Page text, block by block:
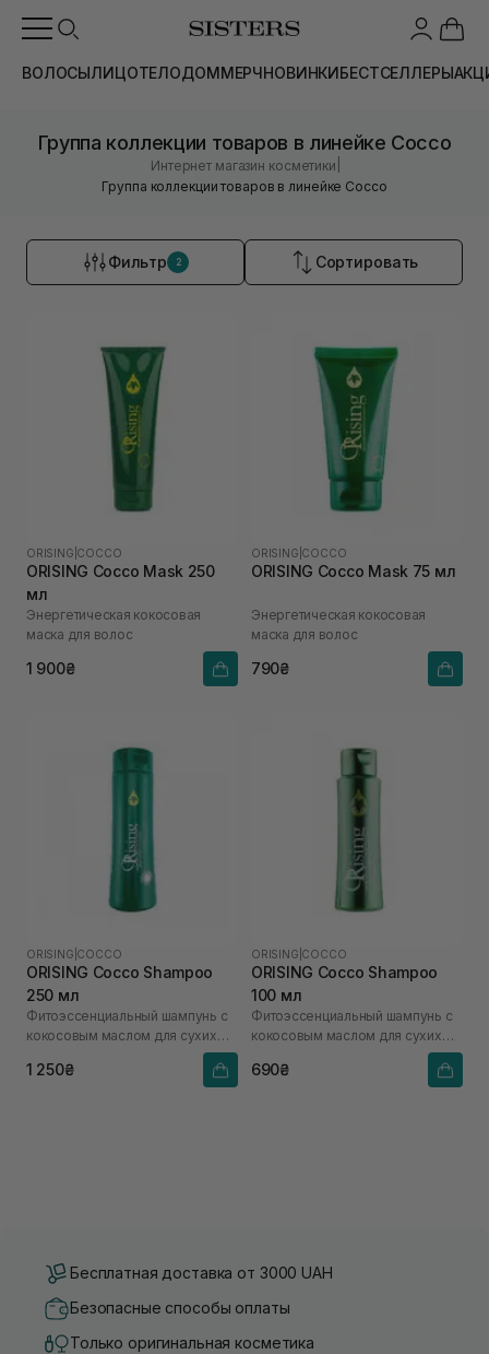
ВОЛОСЫЛИЦОТЕЛОДОММЕРЧНОВИНКИБЕСТСЕЛЛЕРЫ
Группа коллекции товаров в линейке Cocco
Интернет магазин косметики
Группа коллекции товаров в линейке Cocco
Фильтр 2 Сортировать
ORISING COCCO
ORISING Cocco Mask 250
мл
Энергетическая кокосовая
маска для волос
1 900₴
ORISING COCCO
ORISING Cocco Mask 75 мл
Энергетическая кокосовая
маска для волос
790₴
ORISING COCCO
ORISING Cocco Shampoo
250 мл
Фитоэссенциальный шампунь с
кокосовым маслом для сухих
1 250₴
ORISING COCCO
ORISING Cocco Shampoo
100 мл
Фитоэссенциальный шампунь с
кокосовым маслом для сухих
690₴
Бесплатная доставка от 3000 UAH
Безопасные способы оплаты
Только оригинальная косметика